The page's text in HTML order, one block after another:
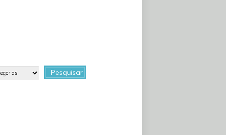
Pesquisar